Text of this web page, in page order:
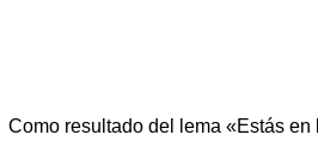
Como resultado del lema «Estás en